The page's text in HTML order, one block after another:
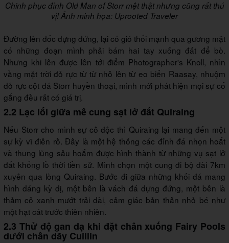
Chinh phục đỉnh Old Man of Storr mệt thật nhưng cũng rất thú
vị! Ảnh minh họa: Uprooted Traveler
Đường lên dốc dựng đứng, lại có gió thổi mạnh qua gương mặt
có những đoạn mình phải bám hai tay xuống đất để bò.
Nhưng khi lên được lên tới điểm Photographer's Knoll, nhìn
vầng mặt trời đỏ rực từ từ nhô lên từ eo biển Raasay, nhuộm
đỏ rực cột đá Storr huyền thoại, mình mới phát hiện mọi sự cố
gắng đều rất có giá trị.
2.2 Lạc lối giữa mê cung sạt lở đất Quiraing
Nếu Storr cho mình sự cô độc thì Quiraing lại mang đến một
sự kỳ vĩ điên rồ. Đây là một hệ thống các đỉnh đá nhọn hoắt
và thung lũng sâu hoắm được hình thành từ những vụ sạt lở
đất khổng lồ thời tiền sử. Mình chọn một cung đi bộ dài 7km
xuyên qua lòng Quiraing. Bước đi giữa những khối đá mang
hình dáng kỳ dị, một bên là vách đá dựng đứng, một bên là
thảm cỏ xanh mướt trải dài, cảm giác bản thân nhỏ bé như
một hạt cát trước thiên nhiên.
2.3 Thử độ gan dạ khi đặt chân xuống Fairy Pools
dưới chân dãy Cuillin